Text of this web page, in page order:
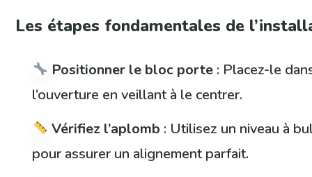
Les étapes fondamentales de
Positionner le bloc porte : Placez-le
l’ouverture en veillant à le centrer.
Vérifiez l’aplomb : Utilisez un niveau à
pour assurer un alignement parfait.